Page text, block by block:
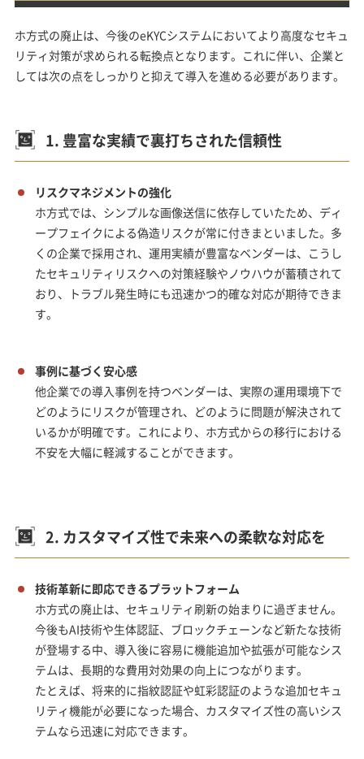
ホ方式の廃止は、今後のeKYCシステムにおいてより高度なセキュ
リティ対策が求められる転換点となります。これに伴い、企業と
しては次の点をしっかりと抑えて導入を進める必要があります。
1. 豊富な実績で裏打ちされた信頼性
リスクマネジメントの強化
ホ方式では、シンプルな画像送信に依存していたため、ディ
ープフェイクによる偽造リスクが常に付きまといました。多
くの企業で採用され、運用実績が豊富なベンダーは、こうし
たセキュリティリスクへの対策経験やノウハウが蓄積されて
おり、トラブル発生時にも迅速かつ的確な対応が期待できま
す。
事例に基づく安心感
他企業での導入事例を持つベンダーは、実際の運用環境下で
どのようにリスクが管理され、どのように問題が解決されて
いるかが明確です。これにより、ホ方式からの移行における
不安を大幅に軽減することができます。
2. カスタマイズ性で未来への柔軟な対応を
技術革新に即応できるプラットフォーム
ホ方式の廃止は、セキュリティ刷新の始まりに過ぎません。
今後もAI技術や生体認証、ブロックチェーンなど新たな技術
が登場する中、導入後に容易に機能追加や拡張が可能なシス
テムは、長期的な費用対効果の向上につながります。
たとえば、将来的に指紋認証や虹彩認証のような追加セキュ
リティ機能が必要になった場合、カスタマイズ性の高いシス
テムなら迅速に対応できます。